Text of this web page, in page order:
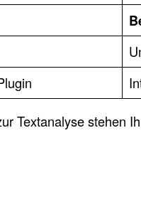
Textanalyse stehen